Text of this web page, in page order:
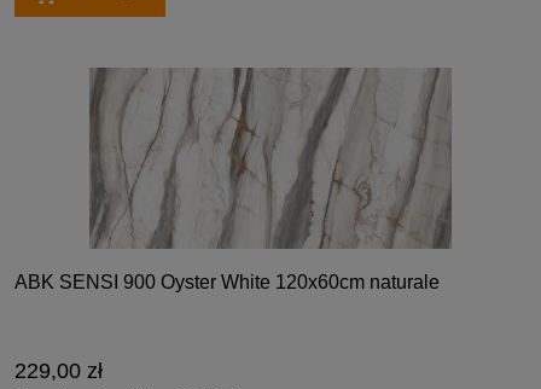
ABK SENSI 900 Oyster White 120x60cm naturale
229,00 zł